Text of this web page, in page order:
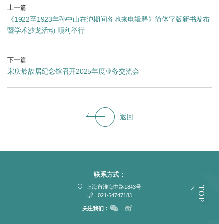
上一篇
《1922至1923年孙中山在沪期间各地来电辑释》简体字版新书发布
暨学术沙龙活动 顺利举行
下一篇
宋庆龄故居纪念馆召开2025年度业务交流会
返回
联系方式：
上海市淮海中路1843号
021-64747183
关注我们：